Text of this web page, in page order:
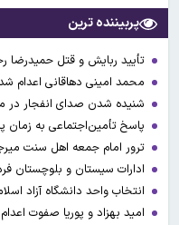
پربیننده ترین
تأیید ربایش و قتل حمیدرضا
محمد امینی دهاقانی اعدام
شنیده شدن صدای انفجار در
پاسخ تأمین‌اجتماعی به زمان
ترور امام جمعه اهل سنت
ادارات سیستان و بلوچستان
انتخاب واحد دانشگاه آزاد اسلامی از ۲۴ مرداد
امید بهزاد و پوریا صفوت